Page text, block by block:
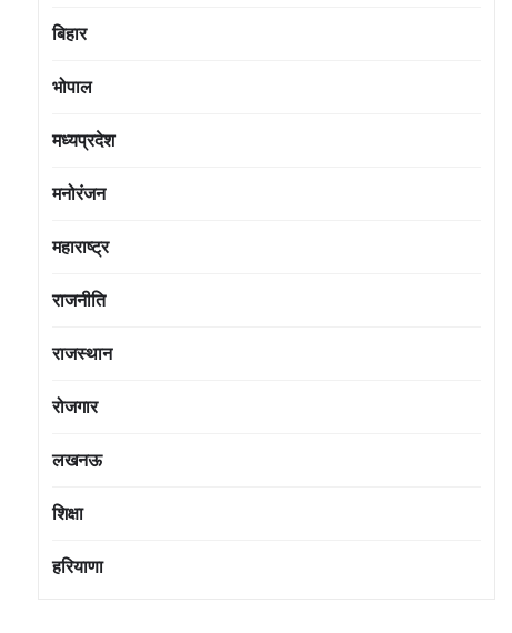
बिहार
भोपाल
मध्यप्रदेश
मनोरंजन
महाराष्ट्र
राजनीति
राजस्थान
रोजगार
लखनऊ
शिक्षा
हरियाणा